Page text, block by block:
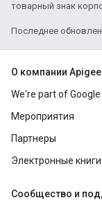
товарный знак
Последнее
О компании Apigee
We're part of Google
Мероприятия
Партнеры
Электронные
Сообщество и